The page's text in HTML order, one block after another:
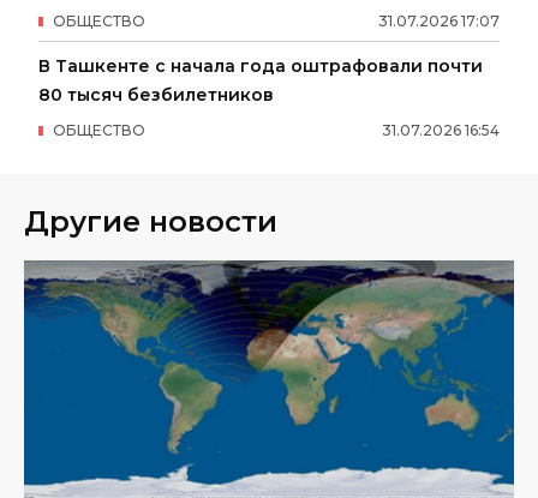
31.07.2026 17:07
ОБЩЕСТВО
В Ташкенте с начала года оштрафовали почти
80 тысяч безбилетников
31.07.2026 16:54
ОБЩЕСТВО
Другие новости